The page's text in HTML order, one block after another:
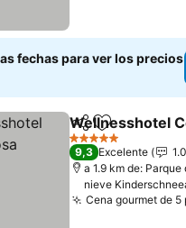
fechas para ver los precios
Compartir
Añadir a
Wellnesshotel
5 Estrellas
9,3 Excelente
a 1.9 km de:
nieve
Cena gourmet de 5